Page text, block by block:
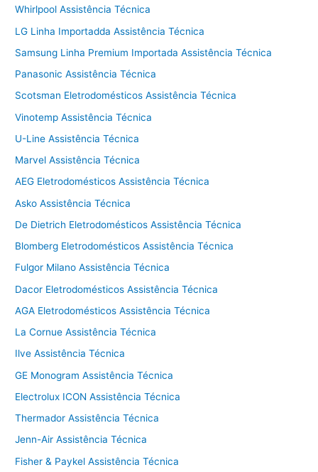
Whirlpool Assistência Técnica
LG Linha Importadda Assistência Técnica
Samsung Linha Premium Importada Assistência Técnica
Panasonic Assistência Técnica
Scotsman Eletrodomésticos Assistência Técnica
Vinotemp Assistência Técnica
U-Line Assistência Técnica
Marvel Assistência Técnica
AEG Eletrodomésticos Assistência Técnica
Asko Assistência Técnica
De Dietrich Eletrodomésticos Assistência Técnica
Blomberg Eletrodomésticos Assistência Técnica
Fulgor Milano Assistência Técnica
Dacor Eletrodomésticos Assistência Técnica
AGA Eletrodomésticos Assistência Técnica
La Cornue Assistência Técnica
Ilve Assistência Técnica
GE Monogram Assistência Técnica
Electrolux ICON Assistência Técnica
Thermador Assistência Técnica
Jenn-Air Assistência Técnica
Fisher & Paykel Assistência Técnica